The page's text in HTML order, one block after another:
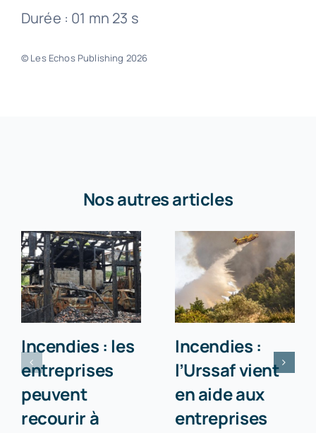
Durée : 01 mn 23 s
© Les Echos Publishing 2026
Nos autres articles
Incendies : les
entreprises
peuvent
recourir à
Incendies :
l’Urssaf vient
en aide aux
entreprises